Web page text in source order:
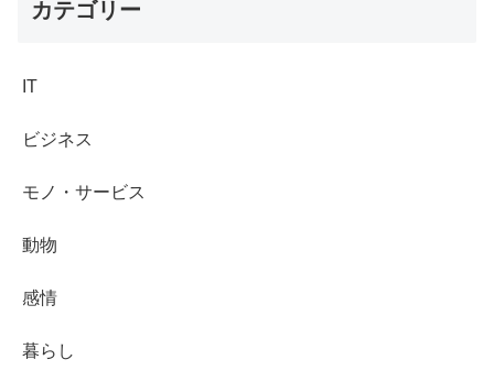
カテゴリー
IT
ビジネス
モノ・サービス
動物
感情
暮らし